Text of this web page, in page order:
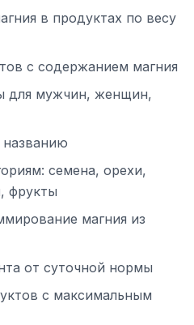
в продуктах по весу
с содержанием магния
для мужчин, женщин,
семена, орехи,
фрукты
магния из
от суточной нормы
с максимальным